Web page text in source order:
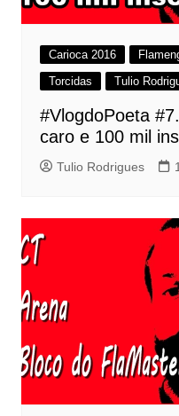
Carioca 2016
Torcidas
Tulio
#VlogdoPoeta
caro e 100 mil
Tulio Rodrigues